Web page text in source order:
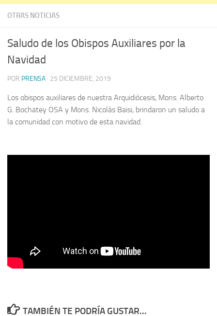
OTRAS NOTICIAS
Saludo de los Obispos Auxiliares por la
Navidad
POR PRENSA · 25 DICIEMBRE, 2019
Los obispos auxiliares de nuestra Arquidiócesis, Mons. Alberto
G. Bochatey OSA y Mons. Nicolás Baisi, brindaron un saludo a
la comunidad con motivo de esta navidad.
TAMBIÉN TE PODRÍA GUSTAR...